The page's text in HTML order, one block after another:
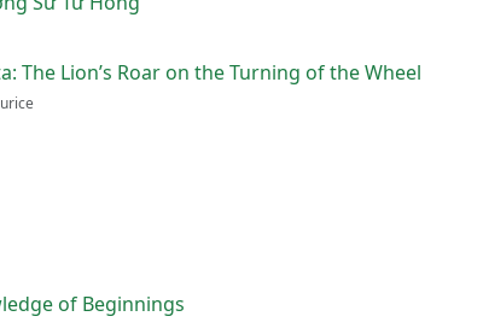
The Lion’s Roar on the Turning of the Wheel
of Beginnings